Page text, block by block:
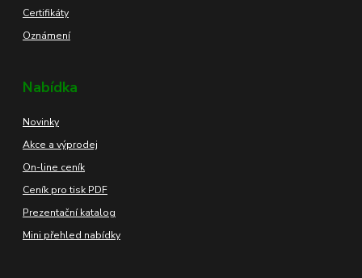
Certifikáty
Oznámení
Nabídka
Novinky
Akce a výprodej
On-line ceník
Ceník pro tisk PDF
Prezentační katalog
Mini přehled nabídky